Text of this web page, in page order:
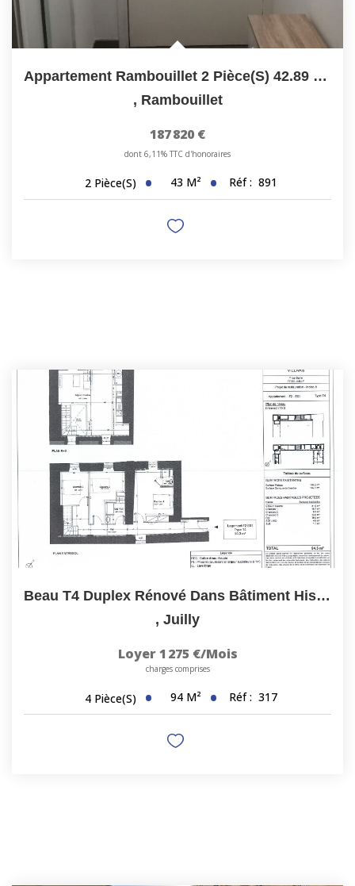
Appartement Rambouillet 2 Pièce(s) 42.89 M2 En RDC Idéal...
, Rambouillet
187 820 €
dont 6,11% TTC d'honoraires
2 Pièce(s) 43 M² Réf : 891
Beau T4 Duplex Rénové Dans Bâtiment Historique Pensionnat...
, Juilly
Loyer 1 275 €/mois
charges comprises
4 Pièce(s) 94 M² Réf : 317